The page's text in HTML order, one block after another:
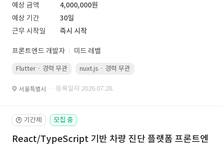
예상 금액
4,000,000원
예상 기간
30일
근무 시작일
즉시 시작
프론트엔드 개발자 미드 레벨
Flutter · 경력 무관 nuxt.js · 경력 무관
서울특별시 · 등록일자 2026.07.28.
🕒 기간제 모집 중
React/TypeScript 기반 차량 진단 플랫폼 프론트엔